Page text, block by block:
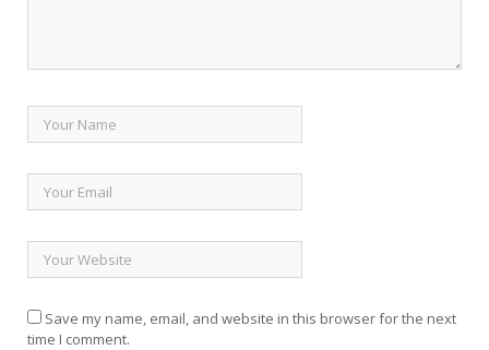
Save my name, email, and website in this browser for the next
time I comment.